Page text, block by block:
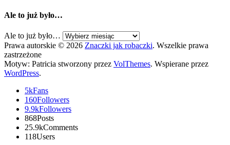
Ale to już było…
Ale to już było…
Prawa autorskie © 2026 Znaczki jak robaczki. Wszelkie prawa
zastrzeżone
Motyw: Patricia stworzony przez VolThemes. Wspierane przez
WordPress.
5kFans
160Followers
9.9kFollowers
868Posts
25.9kComments
118Users